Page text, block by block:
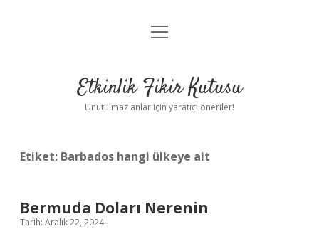
Anasayfa
Yasal Uyarı
menüyü
Etkinlik Fikir Kutusu
Unutulmaz anlar için yaratıcı öneriler!
Etiket: Barbados hangi ülkeye ait
Bermuda Doları Nerenin
Tarih: Aralık 22, 2024